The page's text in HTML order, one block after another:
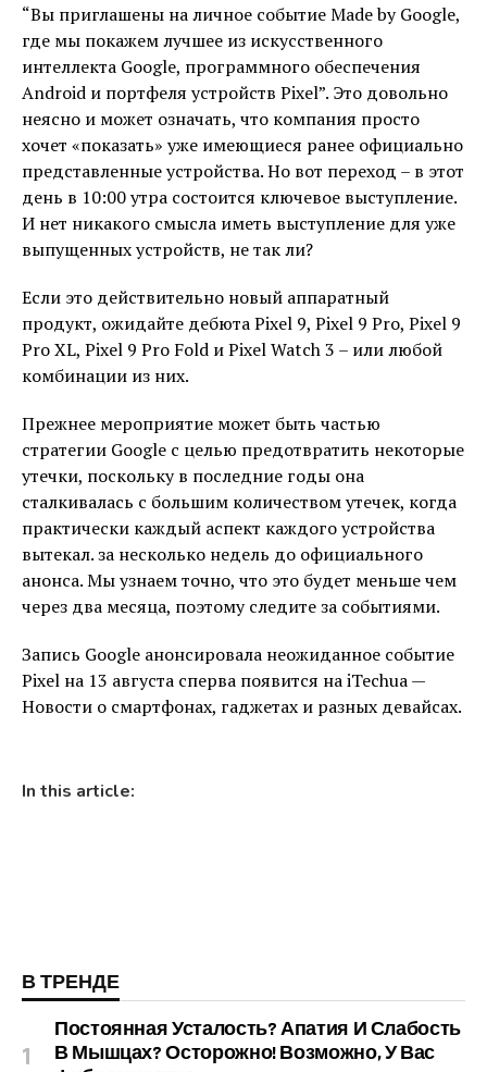
“Вы приглашены на личное событие Made by Google,
где мы покажем лучшее из искусственного
интеллекта Google, программного обеспечения
Android и портфеля устройств Pixel”. Это довольно
неясно и может означать, что компания просто
хочет «показать» уже имеющиеся ранее официально
представленные устройства. Но вот переход – в этот
день в 10:00 утра состоится ключевое выступление.
И нет никакого смысла иметь выступление для уже
выпущенных устройств, не так ли?
Если это действительно новый аппаратный
продукт, ожидайте дебюта Pixel 9, Pixel 9 Pro, Pixel 9
Pro XL, Pixel 9 Pro Fold и Pixel Watch 3 – или любой
комбинации из них.
Прежнее мероприятие может быть частью
стратегии Google с целью предотвратить некоторые
утечки, поскольку в последние годы она
сталкивалась с большим количеством утечек, когда
практически каждый аспект каждого устройства
вытекал. за несколько недель до официального
анонса. Мы узнаем точно, что это будет меньше чем
через два месяца, поэтому следите за событиями.
Запись Google анонсировала неожиданное событие
Pixel на 13 августа сперва появится на iTechua —
Новости о смартфонах, гаджетах и ​​разных девайсах.
In this article:
В ТРЕНДЕ
Постоянная Усталость? Апатия И Слабость
В Мышцах? Осторожно! Возможно, У Вас